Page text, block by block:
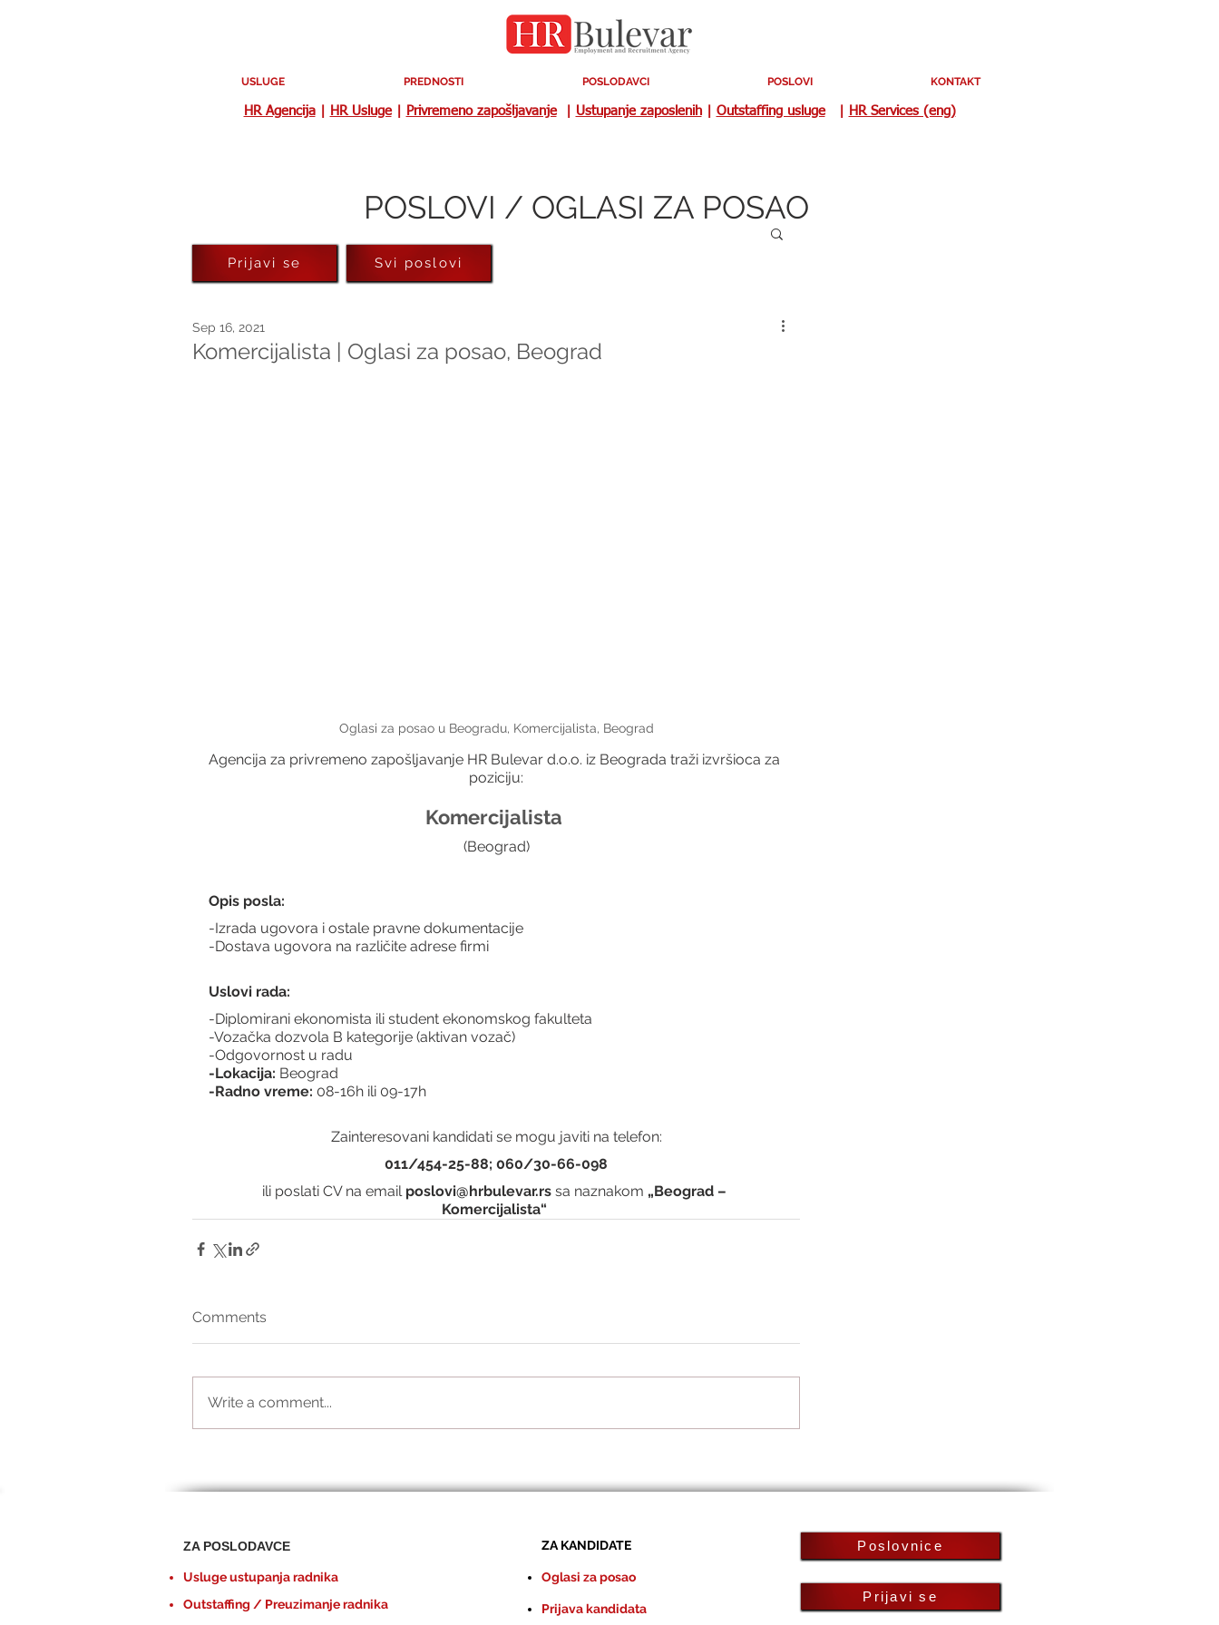
USLUGE PREDNOSTI POSLODAVCI POSLOVI KONTAKT
HR Agencija| HR Usluge| Privremeno zapošljavanje| Ustupanje zaposlenih| Outstaffing usluge| HR Services (eng)
POSLOVI / OGLASI ZA POSAO
Komercijalista | Oglasi za posao, Beograd
Sep 16, 2021
Oglasi za posao u Beogradu, Komercijalista, Beograd
Agencija za privremeno zapošljavanje HR Bulevar d.o.o. iz Beograda traži izvršioca za
poziciju:
Komercijalista
(Beograd)
Opis posla:
-Izrada ugovora i ostale pravne dokumentacije
-Dostava ugovora na različite adrese firmi
Uslovi rada:
-Diplomirani ekonomista ili student ekonomskog fakulteta
-Vozačka dozvola B kategorije (aktivan vozač)
-Odgovornost u radu
-Lokacija: Beograd
-Radno vreme: 08-16h ili 09-17h
Zainteresovani kandidati se mogu javiti na telefon:
011/454-25-88; 060/30-66-098
ili poslati CV na email poslovi@hrbulevar.rs sa naznakom „Beograd –
Komercijalista“
Comments
Write a comment...
Prijavi se Svi poslovi
ZA POSLODAVCE
Usluge ustupanja radnika
Outstaffing / Preuzimanje radnika
ZA KANDIDATE
Oglasi za posao
Prijava kandidata
Poslovnice
Prijavi se